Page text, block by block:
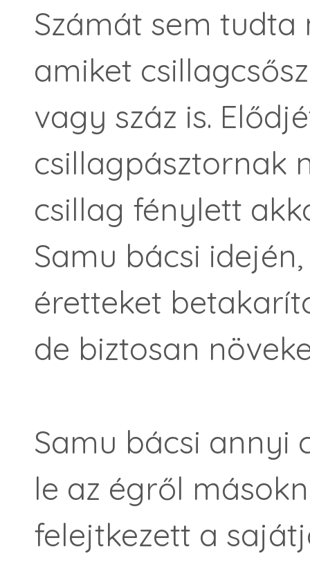
Számát sem tudta
amiket
vagy száz is.
csillagpásztornak
csillag fénylett
Samu bácsi
éretteket
de biztosan
Samu bácsi annyi
le az égről
felejtkezett a